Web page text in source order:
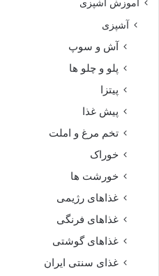
آموزش آشپزی
آشپزی
آش و سوپ
پلو و چلو ها
پیتزا
پیش غذا
تخم مرغ و املت
خوراک
خورشت ها
غذاهای رژیمی
غذاهای فرنگی
غذاهای گوشتی
غذای سنتی ایران